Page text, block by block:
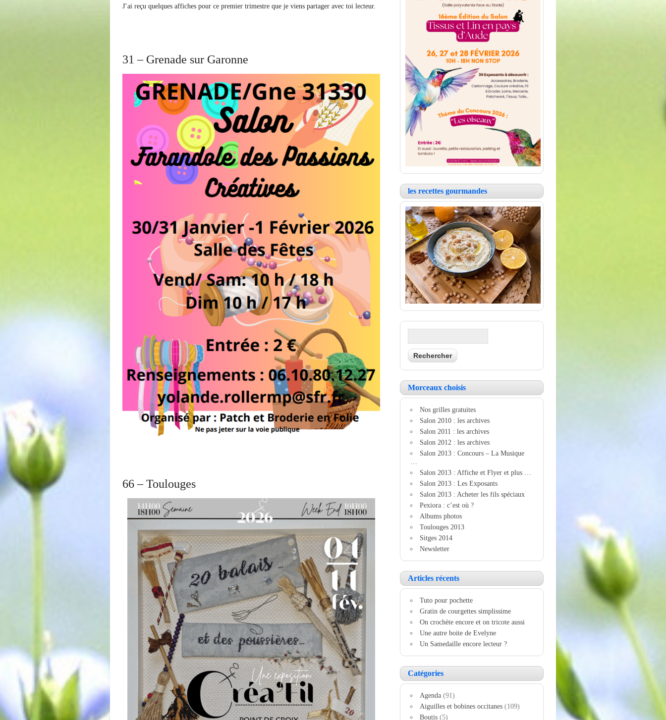
J’ai reçu quelques affiches pour ce premier trimestre que je viens partager avec toi lecteur.
31 – Grenade sur Garonne
66 – Toulouges
les recettes gourmandes
Morceaux choisis
Nos grilles gratuites
Salon 2010 : les archives
Salon 2011 : les archives
Salon 2012 : les archives
Salon 2013 : Concours – La Musique
Salon 2013 : Affiche et Flyer et plus …
Salon 2013 : Les Exposants
Salon 2013 : Acheter les fils spéciaux
Pexiora : c’est où ?
Albums photos
Toulouges 2013
Sitges 2014
Newsletter
Articles récents
Tuto pour pochette
Gratin de courgettes simplissime
On crochète encore et on tricote aussi
Une autre boite de Evelyne
Un Samedaille encore lecteur ?
Catégories
Agenda (91)
Aiguilles et bobines occitanes (109)
Boutis (5)